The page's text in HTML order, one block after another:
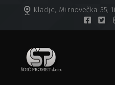
Kladje, Mirnovečka 35,